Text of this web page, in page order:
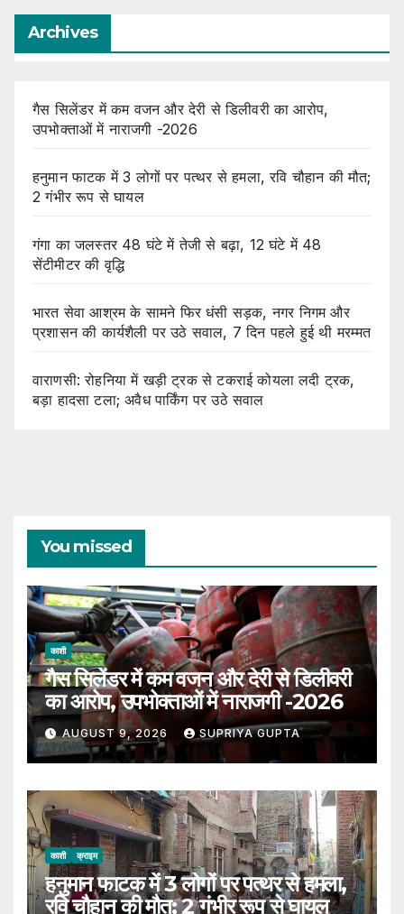
Archives
गैस सिलेंडर में कम वजन और देरी से डिलीवरी का आरोप,
उपभोक्ताओं में नाराजगी -2026
हनुमान फाटक में 3 लोगों पर पत्थर से हमला, रवि चौहान की मौत;
2 गंभीर रूप से घायल
गंगा का जलस्तर 48 घंटे में तेजी से बढ़ा, 12 घंटे में 48
सेंटीमीटर की वृद्धि
भारत सेवा आश्रम के सामने फिर धंसी सड़क, नगर निगम और
प्रशासन की कार्यशैली पर उठे सवाल, 7 दिन पहले हुई थी मरम्मत
वाराणसी: रोहनिया में खड़ी ट्रक से टकराई कोयला लदी ट्रक,
बड़ा हादसा टला; अवैध पार्किंग पर उठे सवाल
You missed
काशी
गैस सिलेंडर में कम वजन और देरी से डिलीवरी
का आरोप, उपभोक्ताओं में नाराजगी -2026
AUGUST 9, 2026 SUPRIYA GUPTA
काशी क्राइम
हनुमान फाटक में 3 लोगों पर पत्थर से हमला,
रवि चौहान की मौत; 2 गंभीर रूप से घायल